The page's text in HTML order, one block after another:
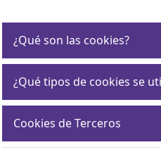
¿Qué son las cookies?
¿Qué tipos de cookies se
Cookies de Terceros